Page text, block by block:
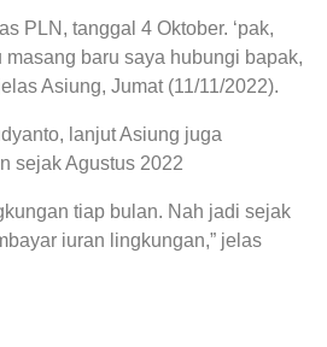
PLN, tanggal 4 Oktober. ‘pak,
baru saya hubungi bapak,
Asiung, Jumat (11/11/2022).
lanjut Asiung juga
sejak Agustus 2022
tiap bulan. Nah jadi sejak
iuran lingkungan,” jelas